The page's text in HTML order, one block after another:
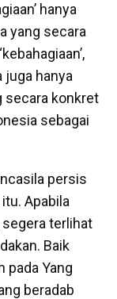
hanya
yang secara
hanya
secara konkret
sebagai
persis
Apabila
terlihat
Baik
pada Yang
beradab